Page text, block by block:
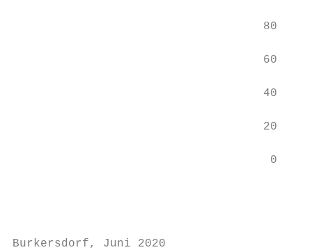
                                    80
                                    60
                                    40
                                    20
                                     0
Burkersdorf, Juni 2020